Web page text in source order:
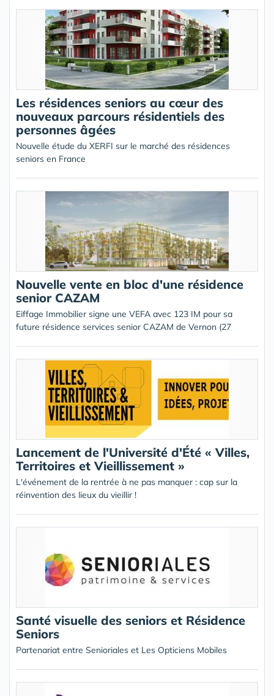
Les résidences seniors au cœur des
nouveaux parcours résidentiels des
personnes âgées
Nouvelle étude du XERFI sur le marché des résidences
seniors en France
Nouvelle vente en bloc d'une résidence
senior CAZAM
Eiffage Immobilier signe une VEFA avec 123 IM pour sa
future résidence services senior CAZAM de Vernon (27
Lancement de l'Université d'Été « Villes,
Territoires et Vieillissement »
L'événement de la rentrée à ne pas manquer : cap sur la
réinvention des lieux du vieillir !
Santé visuelle des seniors et Résidence
Seniors
Partenariat entre Senioriales et Les Opticiens Mobiles